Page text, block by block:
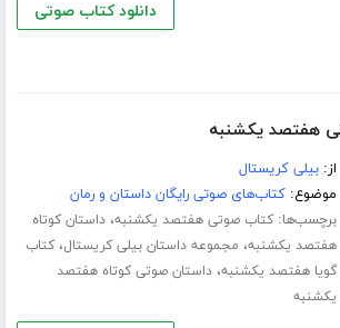
دانلود کتاب صوتی
هفتصد یکشنبه
از:بیلی کریستال
موضوع:کتاب‌های صوتی رایگان داستان و رمان
برچسب‌ها:کتاب صوتی هفتصد یکشنبه،داستان کوتاه
هفتصد یکشنبه، مجموعه داستان بیلی کریستال،کتاب
گویا هفتصد یکشنبه،داستان صوتی کوتاه هفتصد
یکشنبه